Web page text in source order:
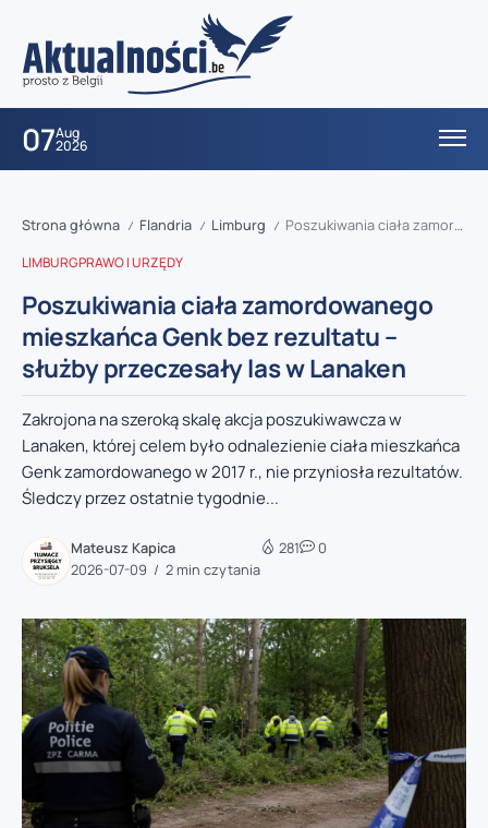
07Aug
2026
Strona główna / Flandria / Limburg / Poszukiwania ciała zamordowanego mieszkańca Genk bez rezultatu – służby przeczesały las w Lanaken
LIMBURGPRAWO I URZĘDY
Poszukiwania ciała zamordowanego
mieszkańca Genk bez rezultatu –
służby przeczesały las w Lanaken
Zakrojona na szeroką skalę akcja poszukiwawcza w
Lanaken, której celem było odnalezienie ciała mieszkańca
Genk zamordowanego w 2017 r., nie przyniosła rezultatów.
Śledczy przez ostatnie tygodnie...
Mateusz Kapica
2026-07-09
2 min czytania
281 0